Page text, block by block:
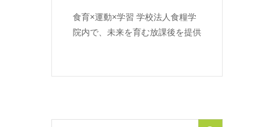
食育×運動×学習 学校法人食糧学
院内で、未来を育む放課後を提供